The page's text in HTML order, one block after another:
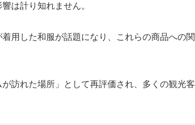
は計り知れません。
用した和服が話題になり、これらの商品への関
訪れた場所」として再評価され、多くの観光客